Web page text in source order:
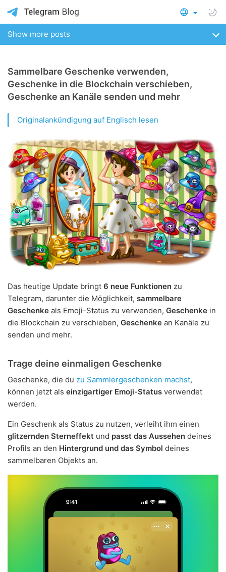
Show more posts
Sammelbare Geschenke verwenden,
Geschenke in die Blockchain verschieben,
Geschenke an Kanäle senden und mehr
Originalankündigung auf Englisch lesen
Das heutige Update bringt 6 neue Funktionen zu
Telegram, darunter die Möglichkeit, sammelbare
Geschenke als Emoji-Status zu verwenden, Geschenke in
die Blockchain zu verschieben, Geschenke an Kanäle zu
senden und mehr.
Trage deine einmaligen Geschenke
Geschenke, die du zu Sammlergeschenken machst,
können jetzt als einzigartiger Emoji-Status verwendet
werden.
Ein Geschenk als Status zu nutzen, verleiht ihm einen
glitzernden Sterneffekt und passt das Aussehen deines
Profils an den Hintergrund und das Symbol deines
sammelbaren Objekts an.